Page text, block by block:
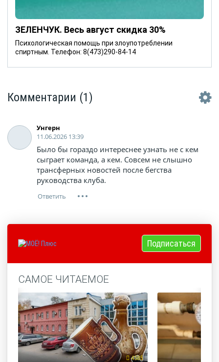
ЗЕЛЕНЧУК. Весь август скидка 30%
Психологическая помощь при злоупотреблении
спиртным. Телефон: 8(473)290-84-14
Комментарии (1)
Унгерн
11.06.2026 13:39
Было бы гораздо интереснее узнать не с кем
сыграет команда, а кем. Совсем не слышно
трансферных новостей после бегства
руководства клуба.
Подписаться
САМОЕ ЧИТАЕМОЕ
4585